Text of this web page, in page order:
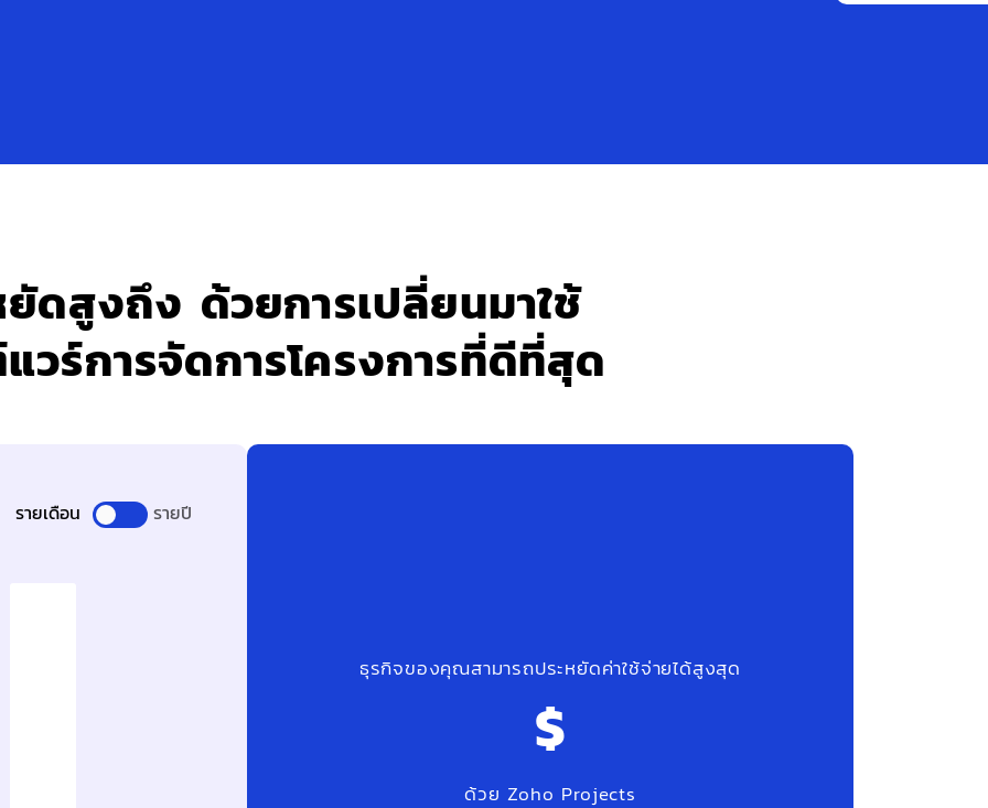
ยัดสูงถึง ด้วยการเปลี่ยนมาใช้
วร์การจัดการโครงการที่ดีที่สุด
รายเดือน รายปี
ธุรกิจของคุณสามารถประหยัดค่าใช้จ่ายได้สูงสุด
ด้วย Zoho Projects